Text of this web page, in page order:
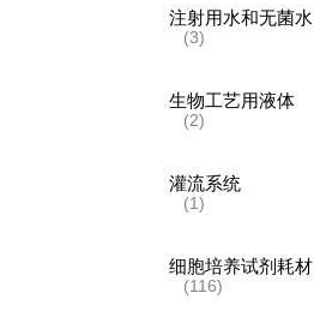
注射用水和无菌水
(3)
生物工艺用液体
(2)
灌流系统
(1)
细胞培养试剂耗材
(116)